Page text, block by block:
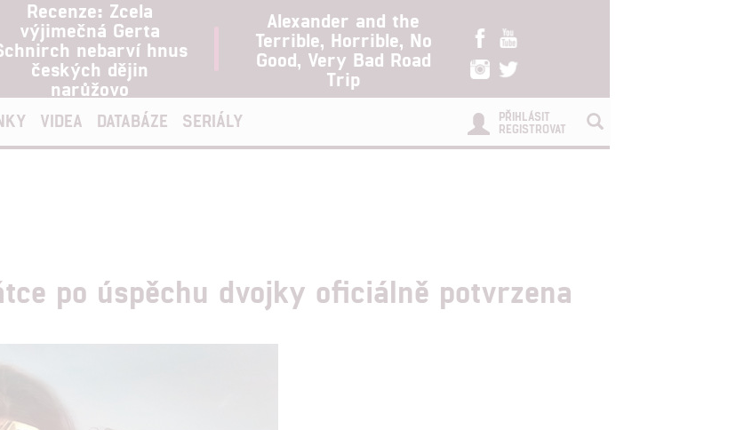
Recenze: Zcela
výjimečná Gerta
nebarví hnus
českých dějin
narůžovo
Alexander and the
Terrible, Horrible, No
Good, Very Bad Road
Trip
VIDEA DATABÁZE SERIÁLY
PŘIHLÁSIT
REGISTROVAT
po úspěchu dvojky oficiálně potvrzena